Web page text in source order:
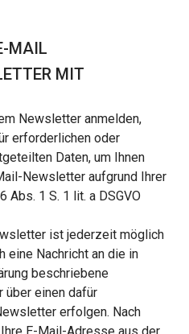
MAIL
MIT
Newsletter anmelden,
erforderlichen oder
Daten, um Ihnen
Newsletter aufgrund Ihrer
Abs. 1 S. 1 lit. a DSGVO
ist jederzeit möglich
eine Nachricht an die in
beschriebene
über einen dafür
erfolgen. Nach